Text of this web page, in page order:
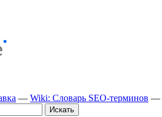
— Wiki: Словарь SEO-терминов —